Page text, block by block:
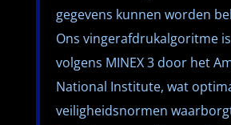
gegevens kunnen worden
Ons vingerafdrukalgoritme
volgens MINEX 3 door het
National Institute, wat
veiligheidsnormen